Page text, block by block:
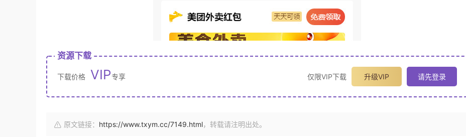
资源下载
下载价格 VIP专享 仅限VIP下载 升级VIP 请先登录
原文链接： https://www.txym.cc/7149.html，转载请注明出处。